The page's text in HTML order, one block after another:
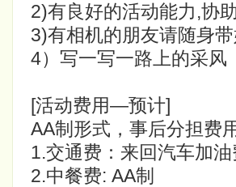
2)有良好的活动能力,协
3)有相机的朋友请随身
4）写一写一路上的采风
[活动费用—预计]
AA制形式，事后分担费
1.交通费：来回汽车加
2.中餐费: AA制